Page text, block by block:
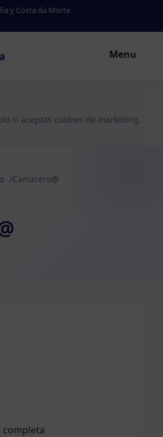
y Costa da Morte
Menu
si aceptas cookies de marketing.
Camarero@
completa